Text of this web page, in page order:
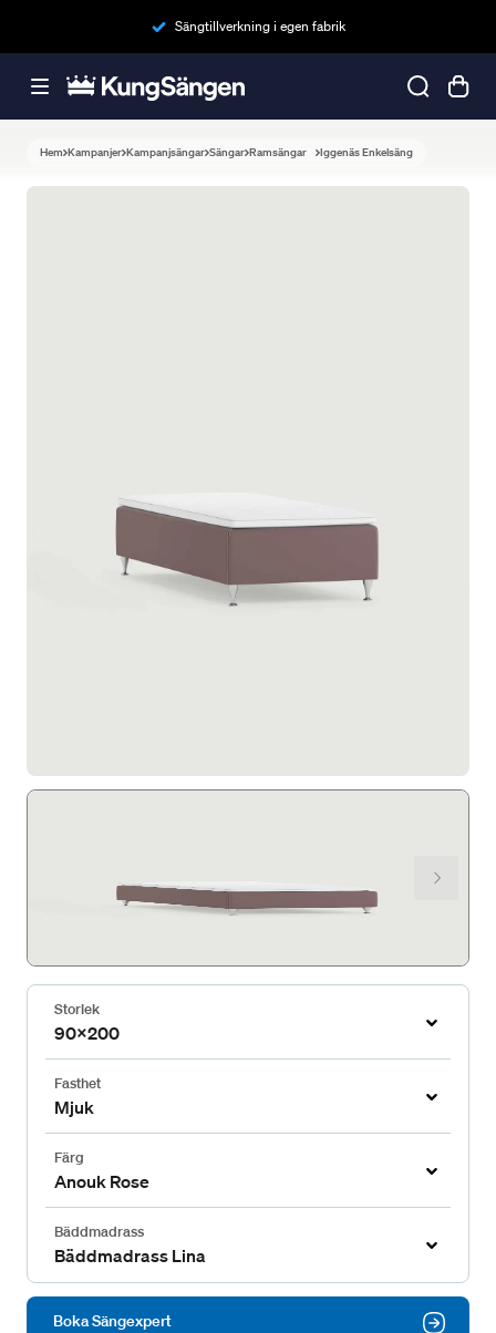
Sängtillverkning i egen fabrik
Hem Kampanjer Kampanjsängar Sängar Ramsängar Iggenäs Enkelsäng
Storlek
90x200
Fasthet
Mjuk
Färg
Anouk Rose
Bäddmadrass
Bäddmadrass Lina
Boka Sängexpert